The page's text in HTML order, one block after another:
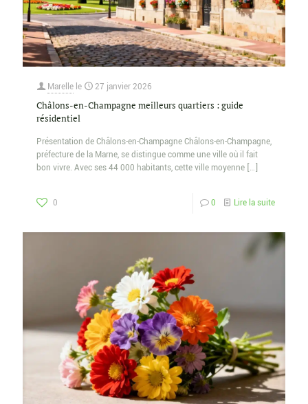
Marelle le 27 janvier 2026
Châlons-en-Champagne meilleurs quartiers : guide
résidentiel
Présentation de Châlons-en-Champagne Châlons-en-Champagne,
préfecture de la Marne, se distingue comme une ville où il fait
bon vivre. Avec ses 44 000 habitants, cette ville moyenne […]
0 0 Lire la suite